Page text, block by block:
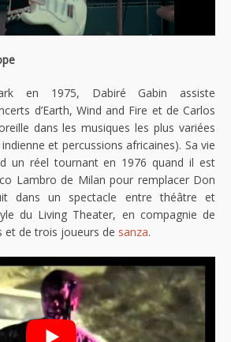
en 1975, Dabiré Gabin assiste
d’Earth, Wind and Fire et de Carlos
dans les musiques les plus variées
et percussions africaines). Sa vie
un réel tournant en 1976 quand il est
Lambro de Milan pour remplacer Don
dans un spectacle entre théâtre et
du Living Theater, en compagnie de
et de trois joueurs de sanza.